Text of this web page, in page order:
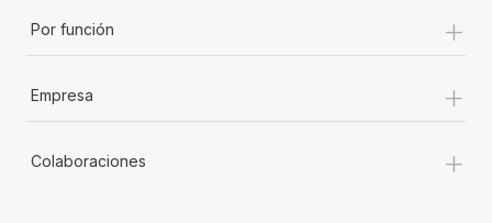
Por función +
Empresa +
Colaboraciones +